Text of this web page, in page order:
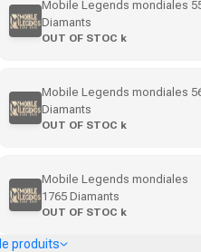
Mobile Legends mondiales
Diamants
OUT OF STOC k
Mobile Legends mondiales
Diamants
OUT OF STOC k
Mobile Legends mondiales
1765 Diamants
OUT OF STOC k
produits